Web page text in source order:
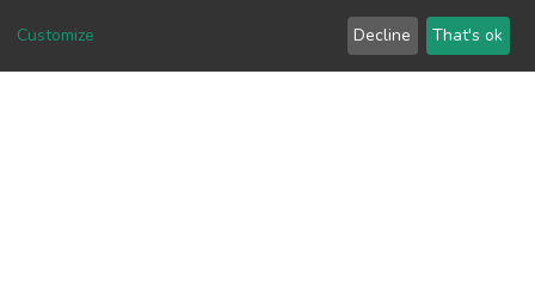
Customize Decline That's ok